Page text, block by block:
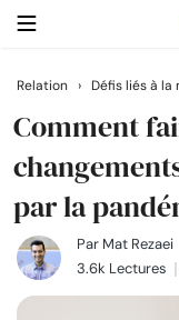
Rechercher
Se marier
Relations
Relation › Défis liés à la
Comment
par la
Par Mat Rezaei
3.6k Lectures